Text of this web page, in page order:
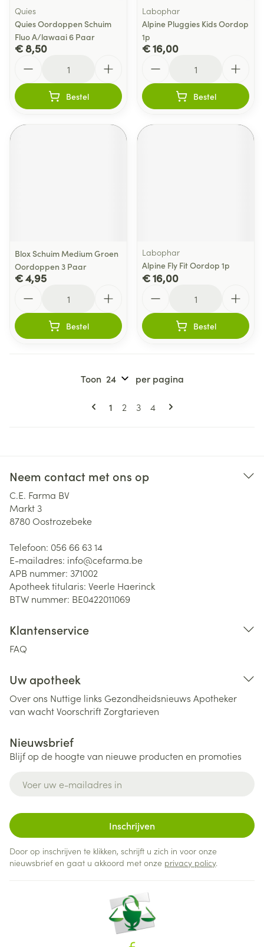
Quies
Quies Oordoppen Schuim
Fluo A/lawaai 6 Paar
€ 8,50
Bestel
Labophar
Alpine Pluggies Kids Oordop
1p
€ 16,00
Bestel
Blox Schuim Medium Groen
Oordoppen 3 Paar
€ 4,95
Bestel
Labophar
Alpine Fly Fit Oordop 1p
€ 16,00
Bestel
Pagina's
U lees momenteel pagina
1 Pagina
2 Pagina
3 Pagina
4
Toon per pagina
Neem contact met ons op
C.E. Farma BV
Markt 3
8780Oostrozebeke
Telefoon: 056 66 63 14
E-mailadres: info@cefarma.be
APB nummer: 371002
Apotheek titularis: Veerle Haerinck
BTW nummer: BE0422011069
Klantenservice
FAQ
Uw apotheek
Over ons Nuttige links Gezondheidsnieuws Apotheker
van wachtVoorschriftZorgtarieven
Nieuwsbrief
Blijf op de hoogte van nieuwe producten en promoties
Inschrijven
Door op inschrijven te klikken, schrijft u zich in voor onze
nieuwsbrief en gaat u akkoord met onze privacy policy.